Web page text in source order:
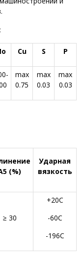
Cu S P
max
0.75
max
0.03
max
0.03
(%)
Ударная
вязкость
≥ 30
+20С
-60С
-196С